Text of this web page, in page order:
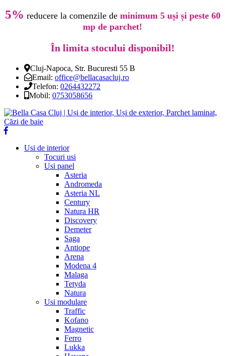
5% reducere la comenzile de minimum 5 uși și peste 60
mp de parchet!
În limita stocului disponibil!
Cluj-Napoca, Str. Bucuresti 55 B
Email: office@bellacasacluj.ro
Telefon: 0264432272
Mobil: 0753058656
Usi de interior
Tocuri usi
Usi panel
Asteria
Andromeda
Asteria NL
Century
Natura HR
Discovery
Demeter
Saga
Antiope
Arena
Modena 4
Malaga
Tetyda
Natura
Usi modulare
Traffic
Kofano
Magnetic
Ferro
Lukka